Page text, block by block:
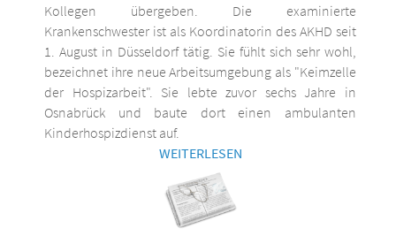
Kollegen übergeben. Die examinierte
Krankenschwester ist als Koordinatorin des AKHD seit
1. August in Düsseldorf tätig. Sie fühlt sich sehr wohl,
bezeichnet ihre neue Arbeitsumgebung als "Keimzelle
der Hospizarbeit". Sie lebte zuvor sechs Jahre in
Osnabrück und baute dort einen ambulanten
Kinderhospizdienst auf.
WEITERLESEN